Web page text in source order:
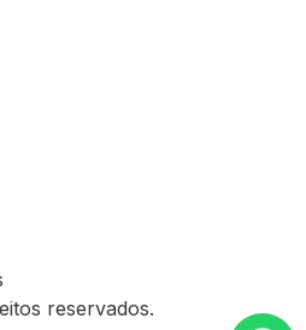
reservados.